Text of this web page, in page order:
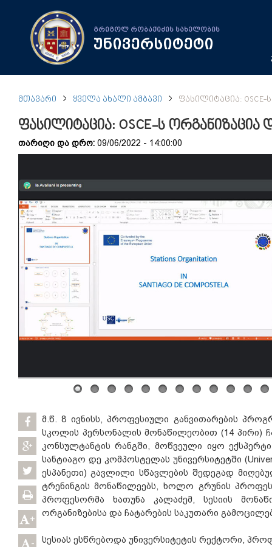
გრიგოლ რობაქიძის სახელობის
უნივერსიტეტი
ᲛᲗᲐᲕᲐᲠᲘ ᲧᲕᲔᲚᲐ ᲐᲮᲐᲚᲘ ᲐᲛᲑᲐᲕᲘ ᲤᲐᲡᲘᲚᲘᲢᲐᲪᲘᲐ:
ფასილიტაცია: OSCE-ს ორგანიზაცია
თარიღი და დრო: 09/06/2022 - 14:00:00
+
-
მ.წ. 8 ივნისს, პროფესიული განვითარების
სკოლის პერსონალის მონაწილეობით (14 პირი)
კონსულტანტის რანგში, მოწვეული იყო
სანტიაგო დე კომპოსტელას უნივერსიტეტში
ესპანეთი) გავლილი სწავლების შედეგად
ტრენინგის მონაწილეებს, ხოლო გრუნის
პროფესორმა ხათუნა კალაძემ, სესიის
ორგანიზებისა და ჩატარების საკუთარი
სესიას ესწრებოდა უნივერსიტეტის რექტორი,